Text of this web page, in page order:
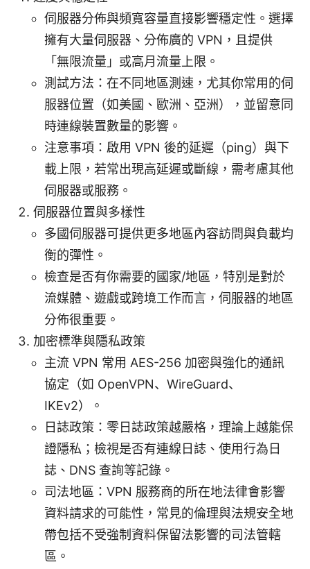
伺服器分佈與頻寬容量直接影響穩定性。選擇
擁有大量伺服器、分佈廣的 VPN，且提供
「無限流量」或高月流量上限。
測試方法：在不同地區測速，尤其你常用的伺
服器位置（如美國、歐洲、亞洲），並留意同
時連線裝置數量的影響。
注意事項：啟用 VPN 後的延遲（ping）與下
載上限，若常出現高延遲或斷線，需考慮其他
伺服器或服務。
伺服器位置與多樣性
多國伺服器可提供更多地區內容訪問與負載均
衡的彈性。
檢查是否有你需要的國家/地區，特別是對於
流媒體、遊戲或跨境工作而言，伺服器的地區
分佈很重要。
加密標準與隱私政策
主流 VPN 常用 AES-256 加密與強化的通訊
協定（如 OpenVPN、WireGuard、
IKEv2）。
日誌政策：零日誌政策越嚴格，理論上越能保
證隱私；檢視是否有連線日誌、使用行為日
誌、DNS 查詢等記錄。
司法地區：VPN 服務商的所在地法律會影響
資料請求的可能性，常見的倫理與法規安全地
帶包括不受強制資料保留法影響的司法管轄
區。